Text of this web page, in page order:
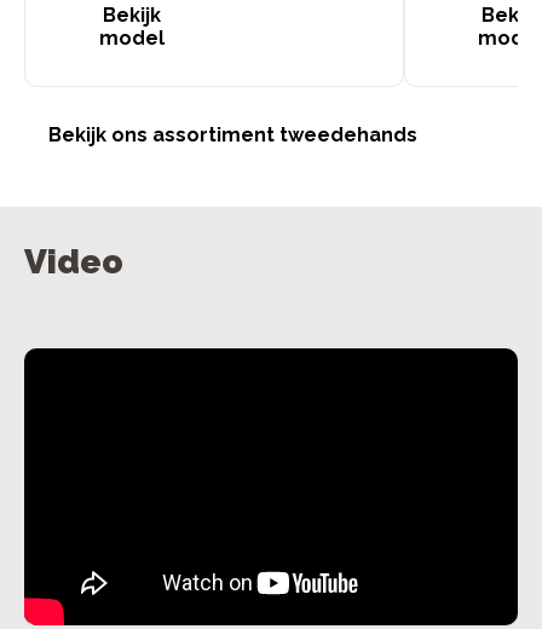
Bekijk
model
Bekijk
Bekijk ons assortiment tweedehands
Video